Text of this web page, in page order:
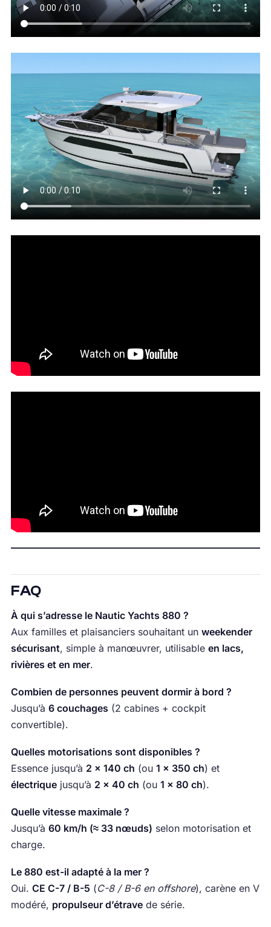
FAQ
À qui s’adresse le Nautic Yachts 880 ?
Aux familles et plaisanciers souhaitant un weekender
sécurisant, simple à manœuvrer, utilisable en lacs,
rivières et en mer.
Combien de personnes peuvent dormir à bord ?
Jusqu’à 6 couchages (2 cabines + cockpit
convertible).
Quelles motorisations sont disponibles ?
Essence jusqu’à 2 × 140 ch (ou 1 × 350 ch) et
électriquejusqu’à 2 × 40 ch (ou 1 × 80 ch).
Quelle vitesse maximale ?
Jusqu’à 60 km/h (≈ 33 nœuds) selon motorisation et
charge.
Le 880 est-il adapté à la mer ?
Oui. CE C-7 / B-5 (C-8 / B-6 en offshore), carène en V
modéré, propulseur d’étravede série.